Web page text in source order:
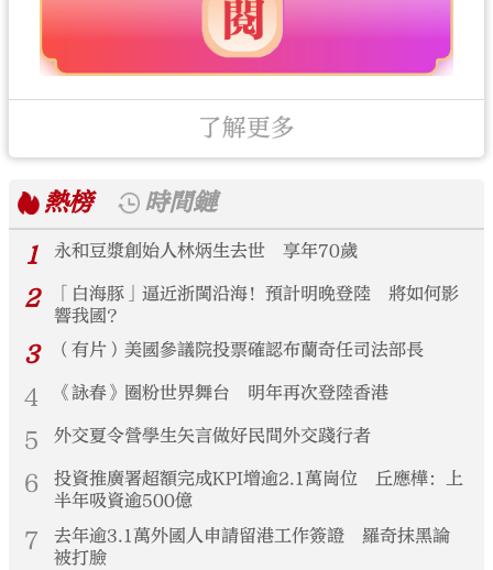
了解更多
熱榜
時間鏈
1
永和豆漿創始人林炳生去世 享年70歲
2
「白海豚」逼近浙閩沿海！預計明晚登陸 將如何影
響我國？
3 （有片）美國參議院投票確認布蘭奇任司法部長
4 《詠春》圈粉世界舞台 明年再次登陸香港
5 外交夏令營學生矢言做好民間外交踐行者
6
投資推廣署超額完成KPI增逾2.1萬崗位 丘應樺：上
半年吸資逾500億
7
去年逾3.1萬外國人申請留港工作簽證 羅奇抹黑論
被打臉